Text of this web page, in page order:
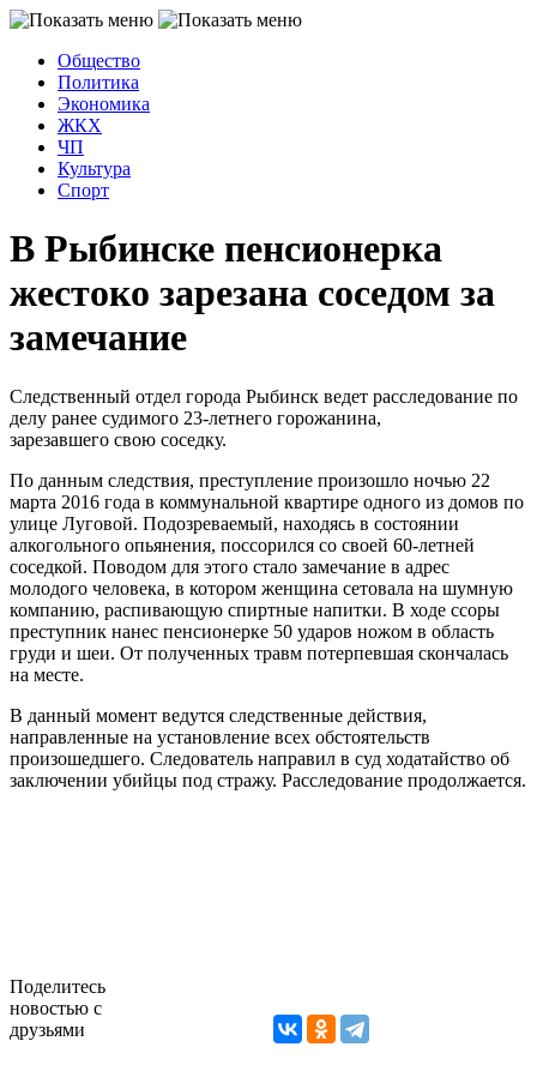
Общество
Политика
Экономика
ЖКХ
ЧП
Культура
Спорт
В Рыбинске пенсионерка
жестоко зарезана соседом за
замечание
Следственный отдел города Рыбинск ведет расследование по
делу ранее судимого 23-летнего горожанина,
зарезавшего свою соседку.
По данным следствия, преступление произошло ночью 22
марта 2016 года в коммунальной квартире одного из домов по
улице Луговой. Подозреваемый, находясь в состоянии
алкогольного опьянения, поссорился со своей 60-летней
соседкой. Поводом для этого стало замечание в адрес
молодого человека, в котором женщина сетовала на шумную
компанию, распивающую спиртные напитки. В ходе ссоры
преступник нанес пенсионерке 50 ударов ножом в область
груди и шеи. От полученных травм потерпевшая скончалась
на месте.
В данный момент ведутся следственные действия,
направленные на установление всех обстоятельств
произошедшего. Следователь направил в суд ходатайство об
заключении убийцы под стражу. Расследование продолжается.
Поделитесь
новостью с
друзьями